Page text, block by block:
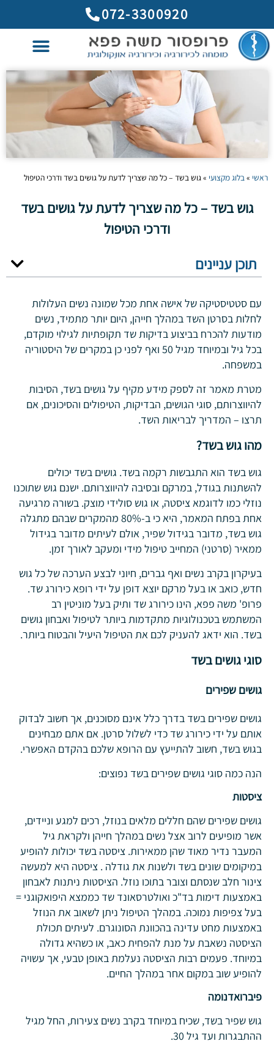
072-3300920
ראשי »בלוג מקצועי »גוש בשד – כל מה שצריך לדעת על גושים בשד ודרכי הטיפול
גוש בשד – כל מה שצריך לדעת על גושים בשד
ודרכי הטיפול
תוכן עניינים
עם סטטיסטיקה של אישה אחת מכל שמונה נשים העלולות
לחלות בסרטן השד במהלך חייהן, היום יותר מתמיד, נשים
מודעות להכרח בביצוע בדיקות שד תקופתיות לגילוי מוקדם,
בכל גיל ובמיוחד מגיל 50 ואף לפני כן במקרים של היסטוריה
במשפחה.
מטרת מאמר זה לספק מידע מקיף על גושים בשד, הסיבות
להיווצרותם, סוגי הגושים, הבדיקות, הטיפולים והסיכונים, אם
תרצו – המדריך לבריאות השד.
מהו גוש בשד?
גוש בשד הוא התגבשות רקמה בשד. גושים בשד יכולים
להשתנות בגודל, במרקם ובסיבה להיווצרותם. ישנם גוש שתוכנו
נוזלי כמו לדוגמא ציסטה, או גוש סולידי מוצק. בשורה מרגיעה
אחת בפתח המאמר, היא כי ב-80% מהמקרים שבהם מתגלה
גוש בשד, מדובר בגידול שפיר, אולם לעיתים מדובר בגידול
ממאיר (סרטני) המחייב טיפול מידי ומעקב לאורך זמן.
בעיקרון בקרב נשים ואף גברים, חיוני לבצע הערכה של כל גוש
חדש, כואב או בעל מרקם יוצא דופן על ידי רופא כירורג שד.
פרופ' משה פפא, הינו כירורג שד ותיק בעל מוניטין רב
המשתמש בטכנולוגיות מתקדמות ביותר לטיפול ואבחון גושים
בשד. הוא ידאג להעניק לכם את הטיפול היעיל והבטוח ביותר.
סוגי גושים בשד
גושים שפירים
גושים שפירים בשד בדרך כלל אינם מסוכנים, אך חשוב לבדוק
אותם על ידי כירורג שד כדי לשלול סרטן. אם אתם מבחינים
בגוש בשד, חשוב להתייעץ עם הרופא שלכם בהקדם האפשרי.
הנה כמה סוגי גושים שפירים בשד נפוצים:
ציסטות
גושים שפירים שהם חללים מלאים בנוזל, רכים למגע וניידים,
אשר מופיעים לרוב אצל נשים במהלך חייהן ולקראת גיל
המעבר נדיר מאוד שהן ממאירות. ציסטה בשד יכולות להופיע
במיקומים שונים בשד ולשנות את גודלה . ציסטה היא למעשה
צינור חלב שנסתם וצובר בתוכו נוזל. הציסטות ניתנות לאבחון
באמצעות דימות בד"כ ואולטרסאונד שד כממצא היפואקוגני =
בעל צפיפות נמוכה. במהלך הטיפול ניתן לשאוב את הנוזל
באמצעות מחט עדינה בהכוונת הסונוגרם. לעיתים תכולת
הציסטה נשאבת על מנת להפחית כאב, או כשהיא גדולה
במיוחד. פעמים רבות הציסטה נעלמת באופן טבעי, אך עשויה
להופיע שוב במקום אחר במהלך החיים.
פיברואדנומה
גוש שפיר בשד, שכיח במיוחד בקרב נשים צעירות, החל מגיל
ההתבגרות ועד גיל 30.